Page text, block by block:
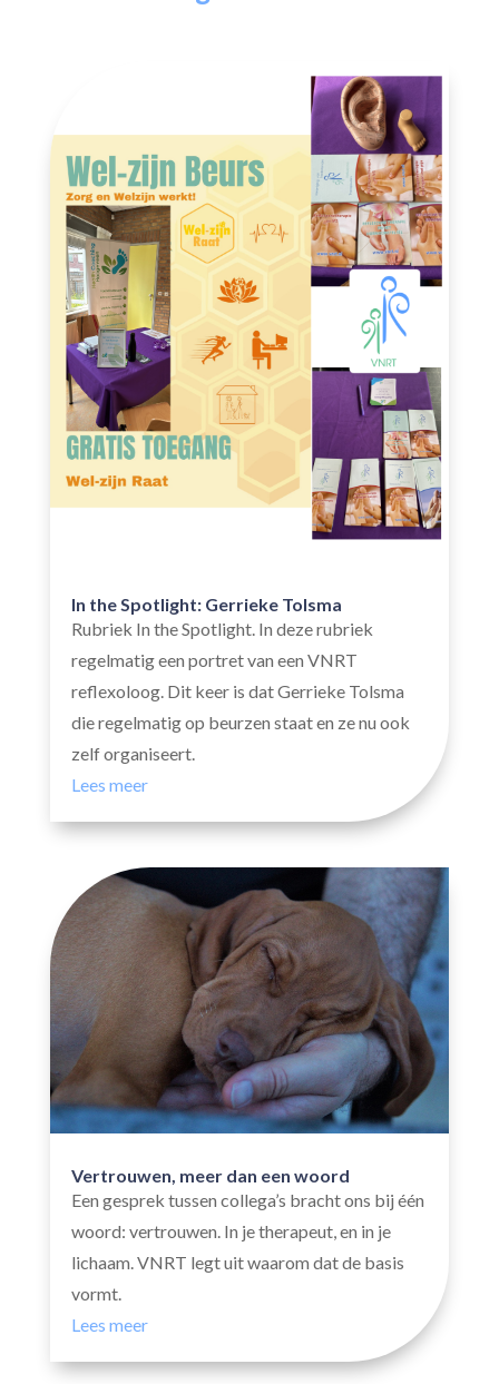
In the Spotlight: Gerrieke Tolsma
Rubriek In the Spotlight. In deze rubriek
regelmatig een portret van een VNRT
reflexoloog. Dit keer is dat Gerrieke Tolsma
die regelmatig op beurzen staat en ze nu ook
zelf organiseert.
Lees meer
Vertrouwen, meer dan een woord
Een gesprek tussen collega’s bracht ons bij één
woord: vertrouwen. In je therapeut, en in je
lichaam. VNRT legt uit waarom dat de basis
vormt.
Lees meer